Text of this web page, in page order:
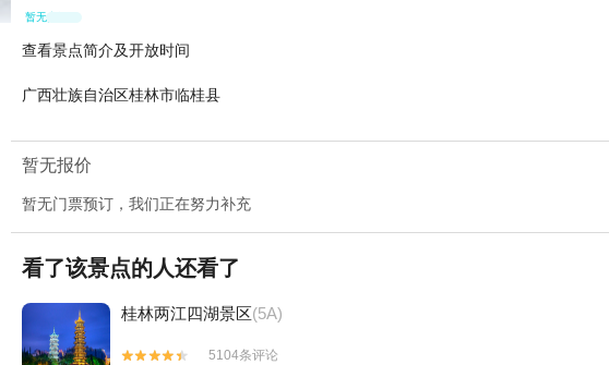
暂无点评
查看景点简介及开放时间
广西壮族自治区桂林市临桂县
暂无报价
暂无门票预订，我们正在努力补充
看了该景点的人还看了
桂林两江四湖景区(5A)


5104条评论